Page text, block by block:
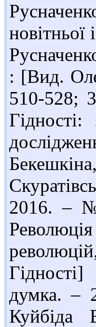
новітньої
: [Вид.
510-528;
Гідності:
2016. –
думка.